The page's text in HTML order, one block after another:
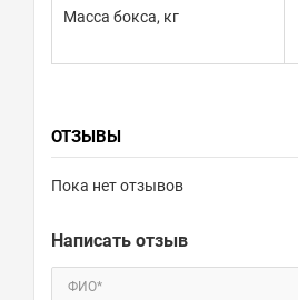
Масса бокса, кг
ОТЗЫВЫ
Пока нет отзывов
Написать отзыв
ФИО*